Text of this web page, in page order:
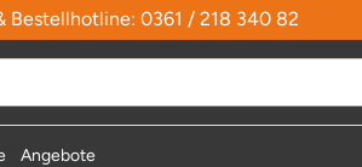
Bestellhotline: 0361 / 218 340 82
Angebote